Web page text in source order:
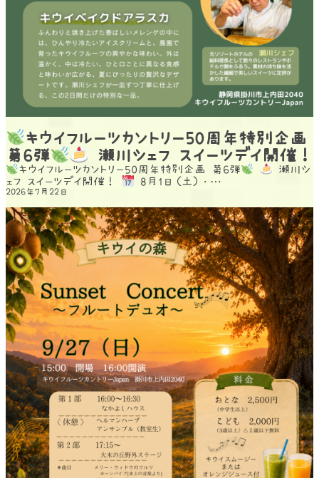
キウイフルーツカントリー50周年特別企画
第6弾
瀬川シェフ スイーツデイ開催！
キウイフルーツカントリー50周年特別企画 第6弾
瀬川シ
ェフ スイーツデイ開催！
8月1日（土）・…
2026年7月22日